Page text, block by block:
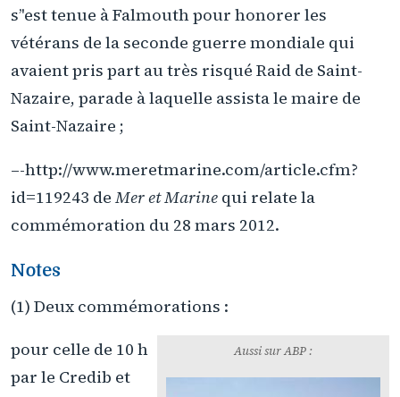
s’'est tenue à Falmouth pour honorer les
vétérans de la seconde guerre mondiale qui
avaient pris part au très risqué Raid de Saint-
Nazaire, parade à laquelle assista le maire de
Saint-Nazaire ;
–-http://www.meretmarine.com/article.cfm?
id=119243 de Mer et Marine qui relate la
commémoration du 28 mars 2012.
Notes
(1) Deux commémorations :
Aussi sur ABP :
pour celle de 10 h
par le Credib et